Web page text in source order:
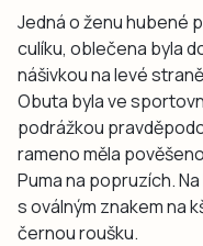
Jedná o ženu hubené
culíku, oblečena byla
nášivkou na levé
Obuta byla ve
podrážkou
rameno měla
Puma na popruzích.
s oválným znakem na
černou roušku.